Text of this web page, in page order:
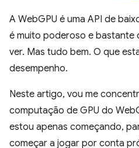
A WebGPU é uma API de
é muito poderoso e bastante
ver. Mas tudo bem. O que
desempenho.
Neste artigo, vou me
computação de GPU do
estou apenas começando,
começar a jogar por conta